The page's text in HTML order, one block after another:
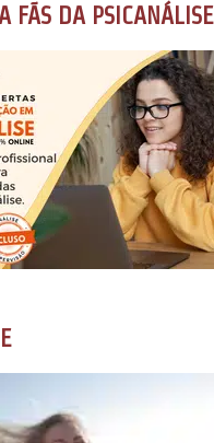
FÃS DA PSICANÁLISE